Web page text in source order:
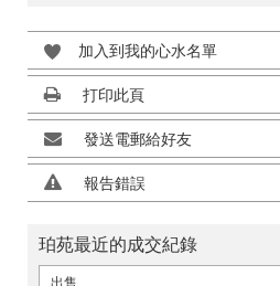
加入到我的心水名單
打印此頁
發送電郵給好友
報告錯誤
珀苑最近的成交紀錄